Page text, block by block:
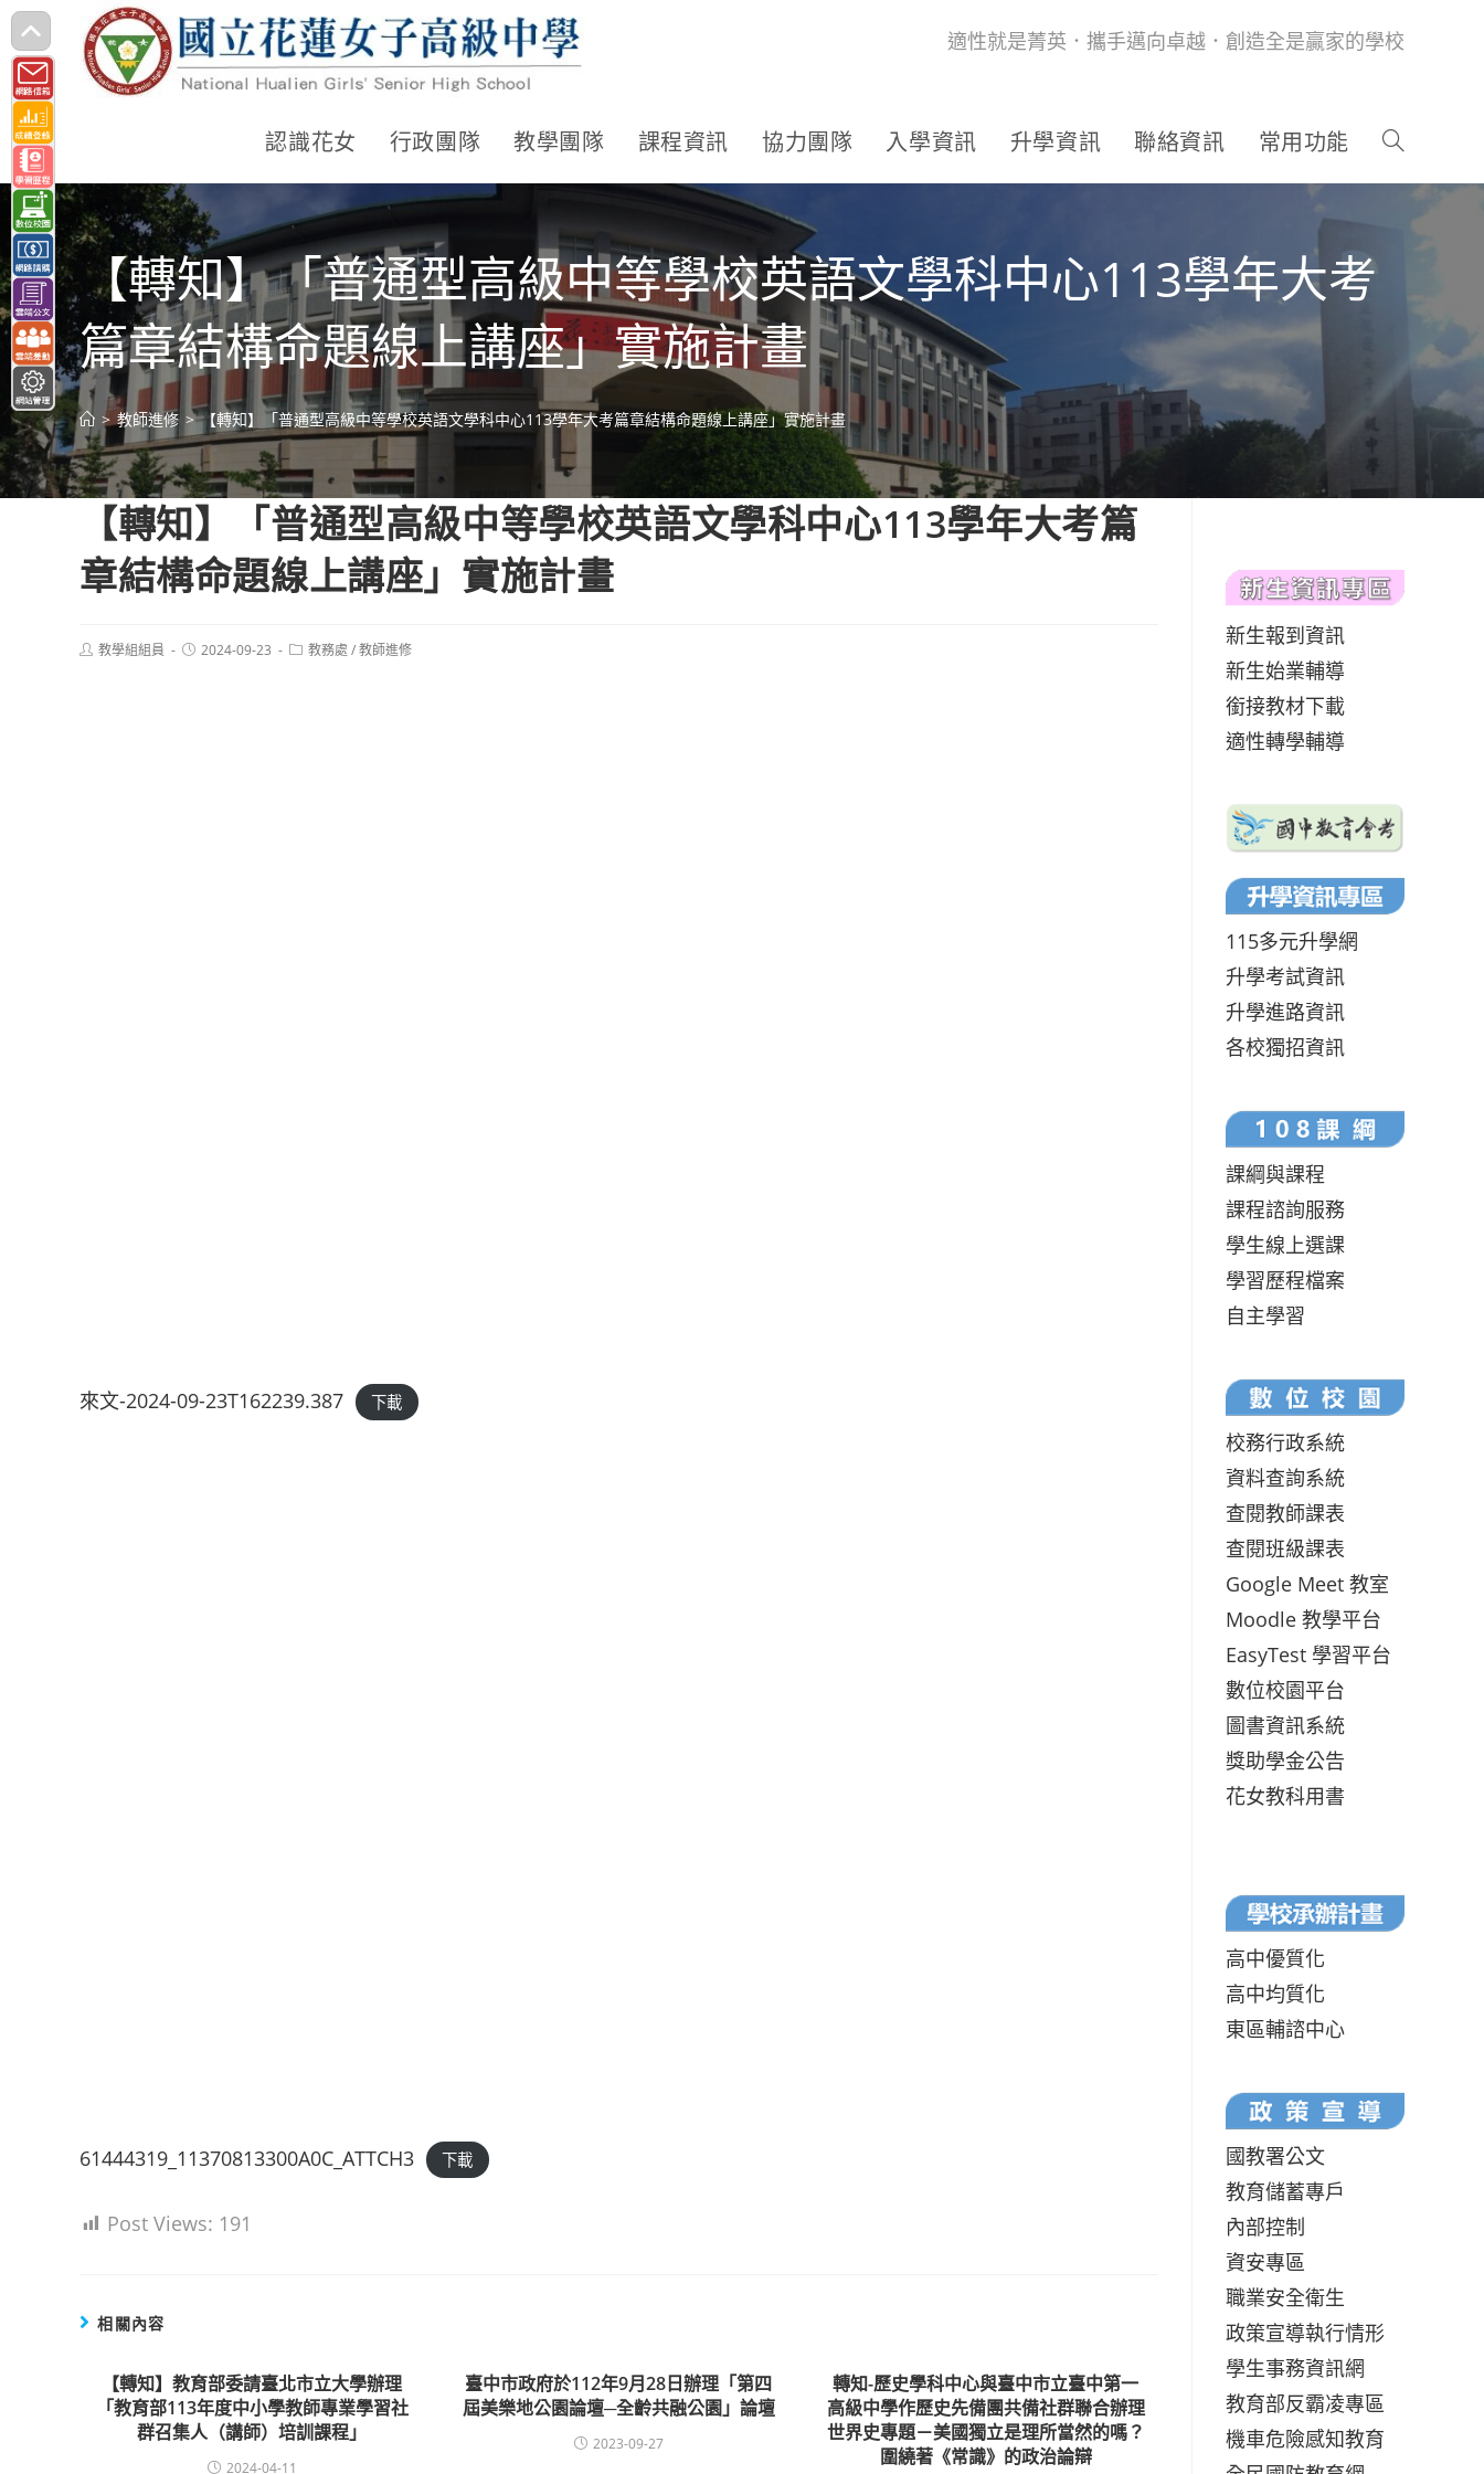
跳
轉
至
主
要
內
容
適性就是菁英．攜手邁向卓越．創造全是贏家的學校
認識花女 行政團隊 教學團隊 課程資訊 協力團隊 入學資訊 升學資訊 聯絡資訊 常用功能
【轉知】「普通型高級中等學校英語文學科中心113學年大考
篇章結構命題線上講座」實施計畫
> 教師進修 > 【轉知】「普通型高級中等學校英語文學科中心113學年大考篇章結構命題線上講座」實施計畫
【轉知】「普通型高級中等學校英語文學科中心113學年大考篇
章結構命題線上講座」實施計畫
Post教學組組員
Post2024-09-23
Post教務處 /教師進修
來文-2024-09-23T162239.387 下載
61444319_11370813300A0C_ATTCH3 下載
Post Views: 191
相關內容
【轉知】教育部委請臺北市立大學辦理
「教育部113年度中小學教師專業學習社
群召集人（講師）培訓課程」
2024-04-11
臺中市政府於112年9月28日辦理「第四
屆美樂地公園論壇─全齡共融公園」論壇
2023-09-27
轉知-歷史學科中心與臺中市立臺中第一
高級中學作歷史先備團共備社群聯合辦理
世界史專題－美國獨立是理所當然的嗎？
圍繞著《常識》的政治論辯
新生報到資訊
新生始業輔導
銜接教材下載
適性轉學輔導
115多元升學網
升學考試資訊
升學進路資訊
各校獨招資訊
課綱與課程
課程諮詢服務
學生線上選課
學習歷程檔案
自主學習
校務行政系統
資料查詢系統
查閱教師課表
查閱班級課表
Google Meet 教室
Moodle 教學平台
EasyTest 學習平台
數位校園平台
圖書資訊系統
獎助學金公告
花女教科用書
高中優質化
高中均質化
東區輔諮中心
國教署公文
教育儲蓄專戶
內部控制
資安專區
職業安全衛生
政策宣導執行情形
學生事務資訊網
教育部反霸凌專區
機車危險感知教育